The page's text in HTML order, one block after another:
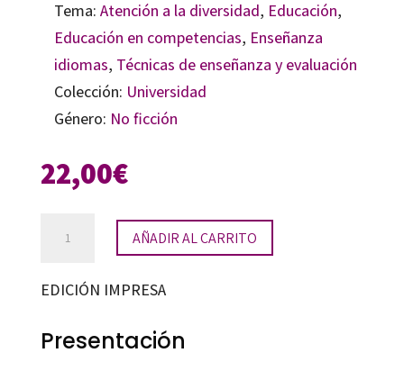
Tema: Atención a la diversidad, Educación,
Educación en competencias, Enseñanza
idiomas, Técnicas de enseñanza y evaluación
Colección: Universidad
Género: No ficción
22,00€
Fundamentos
enseñanza
aprendizaje
AÑADIR AL CARRITO
EDICIÓN IMPRESA
Presentación